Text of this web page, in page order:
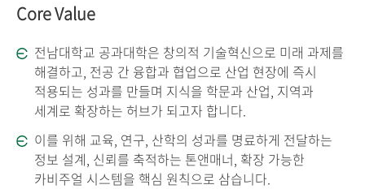
Core Value
전남대학교 공과대학은 창의적 기술혁신으로 미래 과제를
해결하고, 전공 간 융합과 협업으로 산업 현장에 즉시
적용되는 성과를 만들며 지식을 학문과 산업, 지역과
세계로 확장하는 허브가 되고자 합니다.
이를 위해 교육, 연구, 산학의 성과를 명료하게 전달하는
정보 설계, 신뢰를 축적하는 톤앤매너, 확장 가능한
카비주얼 시스템을 핵심 원칙으로 삼습니다.